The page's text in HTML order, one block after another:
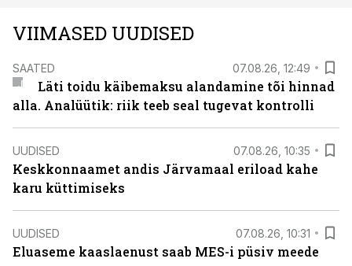
VIIMASED UUDISED
SAATED 07.08.26, 12:49
Läti toidu käibemaksu alandamine tõi hinnad
alla. Analüütik: riik teeb seal tugevat kontrolli
UUDISED 07.08.26, 10:35
Keskkonnaamet andis Järvamaal eriload kahe
karu küttimiseks
UUDISED 07.08.26, 10:31
Eluaseme kaaslaenust saab MES-i püsiv meede